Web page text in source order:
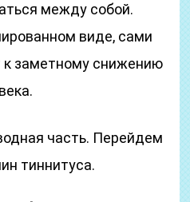
между собой.
виде, сами
к заметному снижению
часть. Перейдем
тиннитуса.